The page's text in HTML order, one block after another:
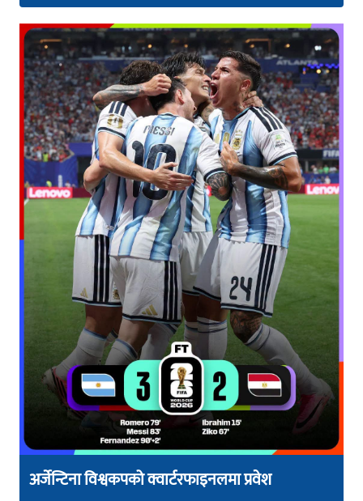
अर्जेन्टिना विश्वकपको क्वार्टरफाइनलमा प्रवेश